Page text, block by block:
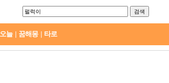
오늘 꿈해몽 타로